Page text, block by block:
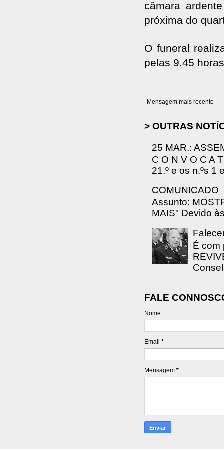
câmara
próxima do
O funeral
pelas 9.45
Mensagem mais recente
> OUTRAS
25 MAR.:
C O N V O C A
21.º e os n.ºs 1
COMUNICADO
Assunto:
MAIS" Devido
É com
FALE
Nome
Email *
Mensagem *